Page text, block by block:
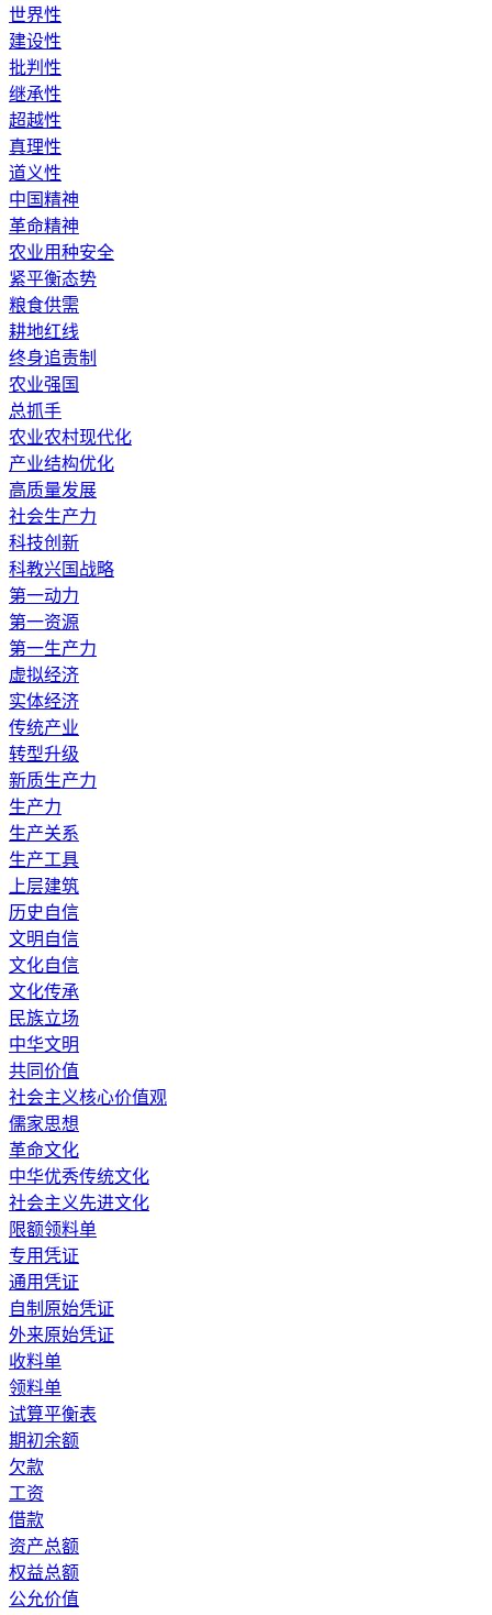
世界性
建设性
批判性
继承性
超越性
真理性
道义性
中国精神
革命精神
农业用种安全
紧平衡态势
粮食供需
耕地红线
终身追责制
农业强国
总抓手
农业农村现代化
产业结构优化
高质量发展
社会生产力
科技创新
科教兴国战略
第一动力
第一资源
第一生产力
虚拟经济
实体经济
传统产业
转型升级
新质生产力
生产力
生产关系
生产工具
上层建筑
历史自信
文明自信
文化自信
文化传承
民族立场
中华文明
共同价值
社会主义核心价值观
儒家思想
革命文化
中华优秀传统文化
社会主义先进文化
限额领料单
专用凭证
通用凭证
自制原始凭证
外来原始凭证
收料单
领料单
试算平衡表
期初余额
欠款
工资
借款
资产总额
权益总额
公允价值